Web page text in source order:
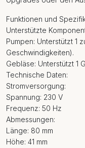
Funktionen und
Unterstützte
Pumpen: Unterstützt 1
Geschwindigkeiten).
Gebläse: Unterstützt 1
Technische Daten:
Stromversorgung:
Spannung: 230 V
Frequenz: 50 Hz
Abmessungen:
Länge: 80 mm
Höhe: 41 mm